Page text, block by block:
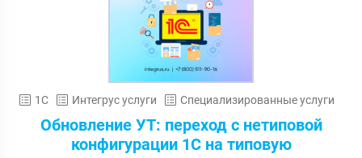
1С Интегрус услуги Специализированные услуги
Обновление УТ: переход с нетиповой
конфигурации 1С на типовую